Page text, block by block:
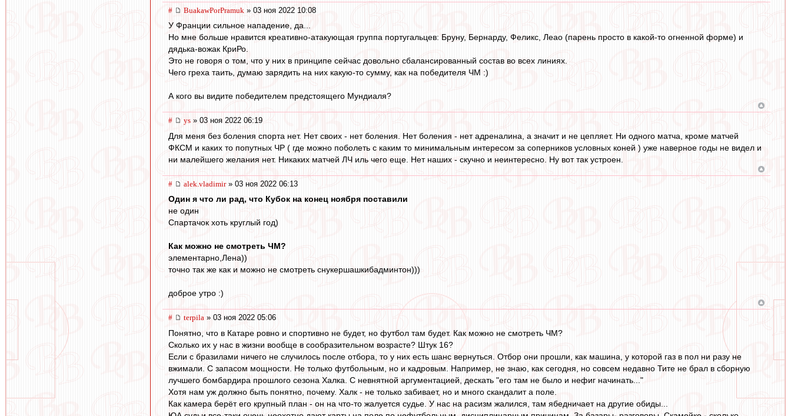
# BuakawPorPramuk » 03 ноя 2022 10:08
У Франции сильное нападение, да...
Но мне больше нравится креативно-атакующая группа португальцев: Бруну, Бернарду, Феликс, Леао (парень просто в какой-то огненной форме) и
дядька-вожак КриРо.
Это не говоря о том, что у них в принципе сейчас довольно сбалансированный состав во всех линиях.
Чего греха таить, думаю зарядить на них какую-то сумму, как на победителя ЧМ :)
А кого вы видите победителем предстоящего Мундиаля?
# ys » 03 ноя 2022 06:19
Для меня без боления спорта нет. Нет своих - нет боления. Нет боления - нет адреналина, а значит и не цепляет. Ни одного матча, кроме матчей
ФКСМ и каких то попутных ЧР ( где можно поболеть с каким то минимальным интересом за соперников условных коней ) уже наверное годы не видел и
ни малейшего желания нет. Никаких матчей ЛЧ иль чего еще. Нет наших - скучно и неинтересно. Ну вот так устроен.
# alek.vladimir» 03 ноя 2022 06:13
Один я что ли рад, что Кубок на конец ноября поставили
не один
Спартачок хоть круглый год)
Как можно не смотреть ЧМ?
элементарно,Лена))
точно так же как и можно не смотреть снукершашкибадминтон)))
доброе утро :)
# terpila » 03 ноя 2022 05:06
Понятно, что в Катаре ровно и спортивно не будет, но футбол там будет. Как можно не смотреть ЧМ?
Сколько их у нас в жизни вообще в сообразительном возрасте? Штук 16?
Если с бразилами ничего не случилось после отбора, то у них есть шанс вернуться. Отбор они прошли, как машина, у которой газ в пол ни разу не
вжимали. С запасом мощности. Не только футбольным, но и кадровым. Например, не знаю, как сегодня, но совсем недавно Тите не брал в сборную
лучшего бомбардира прошлого сезона Халка. С невнятной аргументацией, дескать "его там не было и нефиг начинать..."
Хотя нам уж должно быть понятно, почему. Халк - не только забивает, но и много скандалит а поле.
Как камера берёт его крупный план - он на что-то жалуется судье. У нас на расизм жалился, там ябедничает на другие обиды...